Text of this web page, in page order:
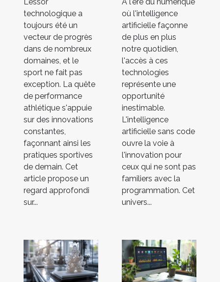
technologique a
toujours été un
vecteur de progrès
dans de nombreux
domaines, et le
sport ne fait pas
exception. La quête
de performance
athlétique s'appuie
sur des innovations
constantes,
façonnant ainsi les
pratiques sportives
de demain. Cet
article propose un
regard approfondi
sur...
où l'intelligence
artificielle façonne
de plus en plus
notre quotidien,
l'accès à ces
technologies
représente une
opportunité
inestimable.
L'intelligence
artificielle sans code
ouvre la voie à
l'innovation pour
ceux qui ne sont pas
familiers avec la
programmation. Cet
univers...